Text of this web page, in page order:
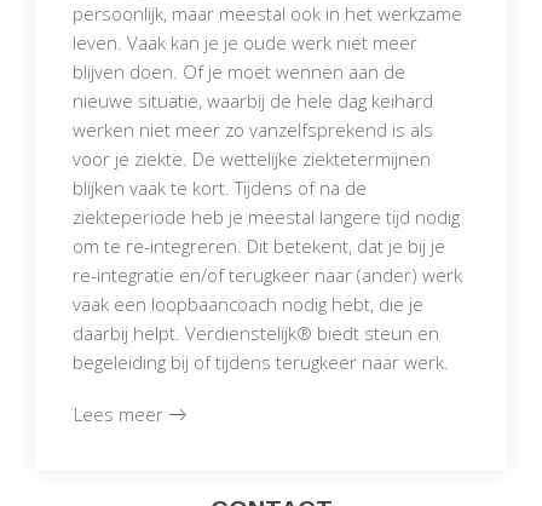
persoonlijk, maar meestal ook in het werkzame
leven. Vaak kan je je oude werk niet meer
blijven doen. Of je moet wennen aan de
nieuwe situatie, waarbij de hele dag keihard
werken niet meer zo vanzelfsprekend is als
voor je ziekte. De wettelijke ziektetermijnen
blijken vaak te kort. Tijdens of na de
ziekteperiode heb je meestal langere tijd nodig
om te re-integreren. Dit betekent, dat je bij je
re-integratie en/of terugkeer naar (ander) werk
vaak een loopbaancoach nodig hebt, die je
daarbij helpt. Verdienstelijk® biedt steun en
begeleiding bij of tijdens terugkeer naar werk.
Lees meer